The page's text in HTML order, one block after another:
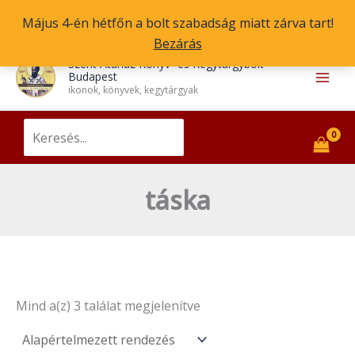
Május 4-én hétfőn a bolt szabadság miatt zárva tart!
Bezárás
Szent Atanáz Könyv- és Kegytárgybolt
Budapest
ikonok, könyvek, kegytárgyak
for:
táska
Mind a(z) 3 találat megjelenítve